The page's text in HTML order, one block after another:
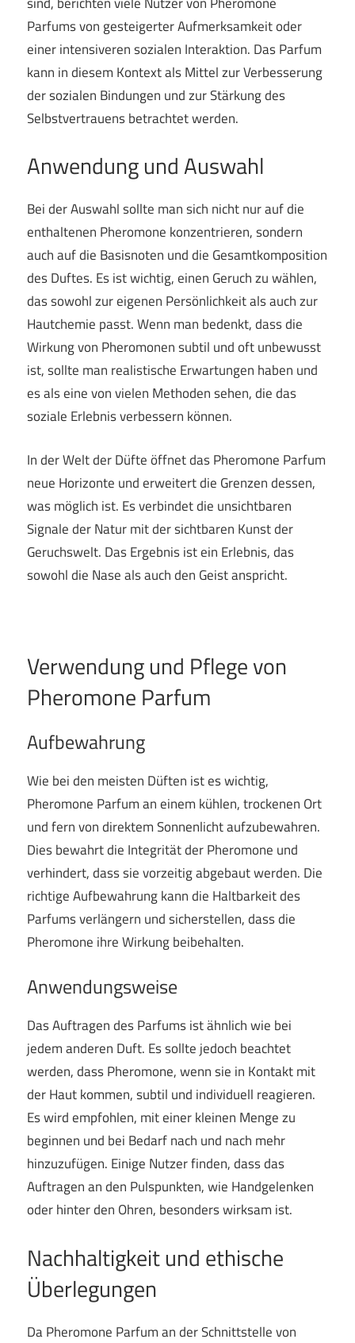
Parfums von gesteigerter Aufmerksamkeit oder
einer intensiveren sozialen Interaktion. Das Parfum
kann in diesem Kontext als Mittel zur Verbesserung
der sozialen Bindungen und zur Stärkung des
Selbstvertrauens betrachtet werden.
Anwendung und Auswahl
Bei der Auswahl sollte man sich nicht nur auf die
enthaltenen Pheromone konzentrieren, sondern
auch auf die Basisnoten und die Gesamtkomposition
des Duftes. Es ist wichtig, einen Geruch zu wählen,
das sowohl zur eigenen Persönlichkeit als auch zur
Hautchemie passt. Wenn man bedenkt, dass die
Wirkung von Pheromonen subtil und oft unbewusst
ist, sollte man realistische Erwartungen haben und
es als eine von vielen Methoden sehen, die das
soziale Erlebnis verbessern können.
In der Welt der Düfte öffnet das Pheromone Parfum
neue Horizonte und erweitert die Grenzen dessen,
was möglich ist. Es verbindet die unsichtbaren
Signale der Natur mit der sichtbaren Kunst der
Geruchswelt. Das Ergebnis ist ein Erlebnis, das
sowohl die Nase als auch den Geist anspricht.
Verwendung und Pflege von
Pheromone Parfum
Aufbewahrung
Wie bei den meisten Düften ist es wichtig,
Pheromone Parfum an einem kühlen, trockenen Ort
und fern von direktem Sonnenlicht aufzubewahren.
Dies bewahrt die Integrität der Pheromone und
verhindert, dass sie vorzeitig abgebaut werden. Die
richtige Aufbewahrung kann die Haltbarkeit des
Parfums verlängern und sicherstellen, dass die
Pheromone ihre Wirkung beibehalten.
Anwendungsweise
Das Auftragen des Parfums ist ähnlich wie bei
jedem anderen Duft. Es sollte jedoch beachtet
werden, dass Pheromone, wenn sie in Kontakt mit
der Haut kommen, subtil und individuell reagieren.
Es wird empfohlen, mit einer kleinen Menge zu
beginnen und bei Bedarf nach und nach mehr
hinzuzufügen. Einige Nutzer finden, dass das
Auftragen an den Pulspunkten, wie Handgelenken
oder hinter den Ohren, besonders wirksam ist.
Nachhaltigkeit und ethische
Überlegungen
Da Pheromone Parfum an der Schnittstelle von